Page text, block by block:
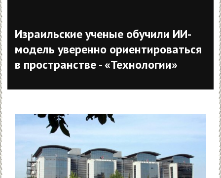
Израильские ученые обучили ИИ-
модель уверенно ориентироваться
в пространстве - «Технологии»